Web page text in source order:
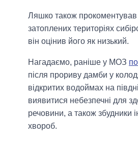
Ляшко також прокоментував
затоплених територіях
він оцінив його як низький.
Нагадаємо, раніше у МОЗ
після прориву дамби у
відкритих водоймах на
виявитися небезпечні для
речовини, а також збудники
хвороб.